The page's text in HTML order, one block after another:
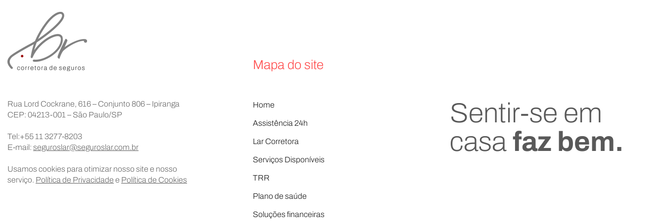
Rua Lord Cockrane, 616 – Conjunto 806 – Ipiranga
CEP: 04213-001 – São Paulo/SP
Tel:+55 11 3277-8203
E-mail: seguroslar@seguroslar.com.br
Usamos cookies para otimizar nosso site e nosso
serviço. Política de Privacidade e Política de Cookies
Mapa do site
Home
Assistência 24h
Lar Corretora
Serviços Disponíveis
TRR
Plano de saúde
Soluções financeiras
Sentir-se em
casafaz bem.